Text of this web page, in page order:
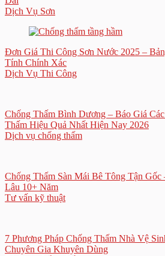
Dịch Vụ Sơn
Đơn Giá Thi Công Sơn Nước 2025 –
Tính Chính Xác
Dịch Vụ Thi Công
Chống Thấm Bình Dương – Báo Giá
Thấm Hiệu Quả Nhất Hiện Nay 2026
Dịch vụ chống thấm
Chống Thấm Sàn Mái Bê Tông Tận
Lâu 10+ Năm
Tư vấn kỹ thuật
7 Phương Pháp Chống Thấm Nhà Vệ
Chuyên Gia Khuyên Dùng